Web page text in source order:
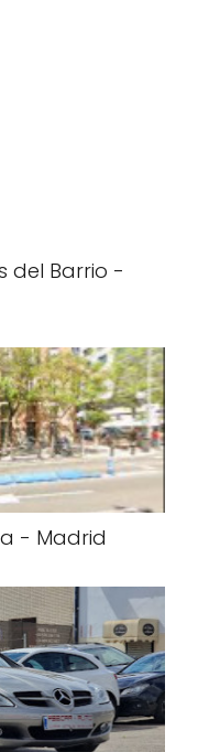
del Barrio -
- Madrid